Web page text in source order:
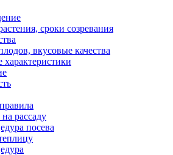
сроки созревания
вкусовые качества
рассаду
посева